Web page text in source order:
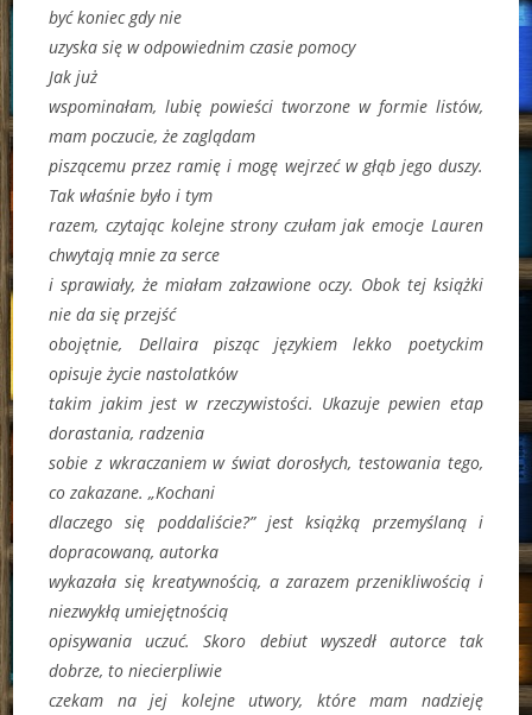
być koniec gdy nie
uzyska się w odpowiednim czasie pomocy
Jak już
wspominałam, lubię powieści tworzone w formie listów,
mam poczucie, że zaglądam
piszącemu przez ramię i mogę wejrzeć w głąb jego duszy.
Tak właśnie było i tym
razem, czytając kolejne strony czułam jak emocje Lauren
chwytają mnie za serce
i sprawiały, że miałam załzawione oczy. Obok tej książki
nie da się przejść
obojętnie, Dellaira pisząc językiem lekko poetyckim
opisuje życie nastolatków
takim jakim jest w rzeczywistości. Ukazuje pewien etap
dorastania, radzenia
sobie z wkraczaniem w świat dorosłych, testowania tego,
co zakazane. „Kochani
dlaczego się poddaliście?” jest książką przemyślaną i
dopracowaną, autorka
wykazała się kreatywnością, a zarazem przenikliwością i
niezwykłą umiejętnością
opisywania uczuć. Skoro debiut wyszedł autorce tak
dobrze, to niecierpliwie
czekam na jej kolejne utwory, które mam nadzieję